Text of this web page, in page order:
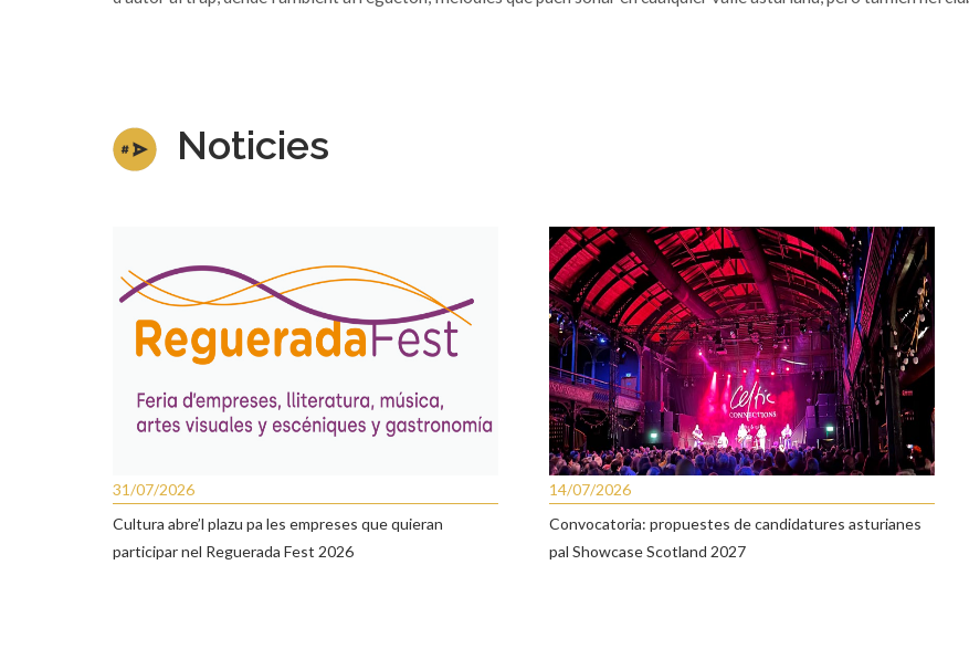
Noticies
31/07/2026
Cultura abre’l plazu pa les empreses que quieran
participar nel Reguerada Fest 2026
14/07/2026
Convocatoria: propuestes de candidatures asturianes
pal Showcase Scotland 2027